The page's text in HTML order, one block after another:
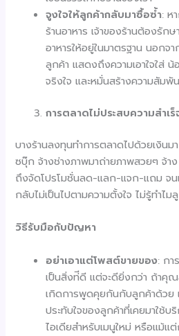
จูงใจให้ลูกค้ากลับมาซื้อซ้ำ: ห
ร้านอาหาร เจ้าของร้านต้องรัก
อาหารให้อยู่ในมาตรฐาน นอก
ลูกค้า แสดงถึงความเอาใจใส่
จริงใจ และหมั่นสร้างความสัม
การตลาดไม่ประสบความสำเร็
บางร้านลงทุนทำการตลาดไปด้วยเงิน
ซบุ๊ก จ้างช่างภาพมาถ่ายภาพสวยๆ จ้า
ถึงจัดโปรโมชั่นลด-แลก-แจก-แถม จน
กลับไม่เป็นไปตามความตั้งใจ ไม่รู้ทำไ
วิธีรับมือกับปัญหา
อย่าเอาแต่โพสต์ขายของ: กา
เป็นสิ่งท่ีดี แต่จะดียิ่งกว่า ถ้าคุ
เกิดการพูดคุยกันกับลูกค้าด้วย
ประทับใจของลูกค้าที่เคยมาใช้
ไอเดียสำหรับเมนูใหม่ หรือแม้แ